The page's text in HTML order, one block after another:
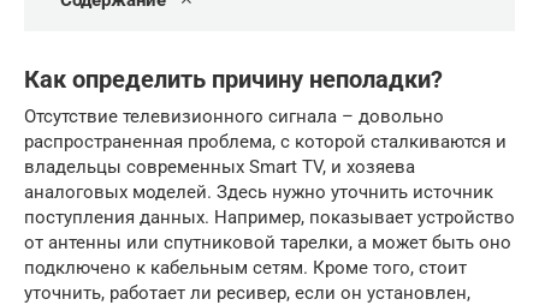
Как определить причину неполадки?
Отсутствие телевизионного сигнала – довольно
распространенная проблема, с которой сталкиваются и
владельцы современных Smart TV, и хозяева
аналоговых моделей. Здесь нужно уточнить источник
поступления данных. Например, показывает устройство
от антенны или спутниковой тарелки, а может быть оно
подключено к кабельным сетям. Кроме того, стоит
уточнить, работает ли ресивер, если он установлен,